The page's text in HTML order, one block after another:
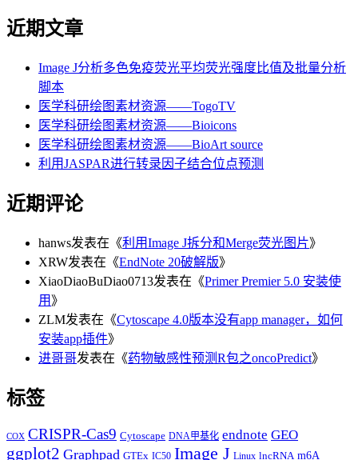
近期文章
Image J分析多色免疫荧光平均荧光强度比值及批量分析
脚本
医学科研绘图素材资源——TogoTV
医学科研绘图素材资源——Bioicons
医学科研绘图素材资源——BioArt source
利用JASPAR进行转录因子结合位点预测
近期评论
hanws发表在《利用Image J拆分和Merge荧光图片》
XRW发表在《EndNote 20破解版》
XiaoDiaoBuDiao0713发表在《Primer Premier 5.0 安装使
用 》
ZLM发表在《Cytoscape 4.0版本没有app manager，如何
安装app插件》
进哥哥发表在《药物敏感性预测R包之oncoPredict》
标签
COX CRISPR-Cas9 Cytoscape DNA甲基化 endnote GEO
ggplot2 Graphpad GTEx IC50 Image J Linux lncRNA m6A